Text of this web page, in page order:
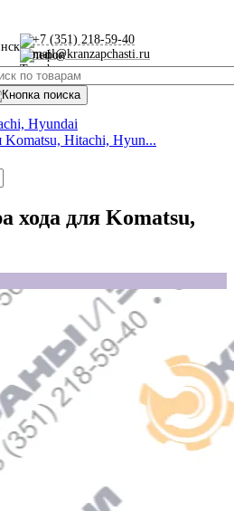
+7 (351) 218-59-40
mail@kranzapchasti.ru
Hyundai
Komatsu, Hitachi, Hyun...
хода для Komatsu,